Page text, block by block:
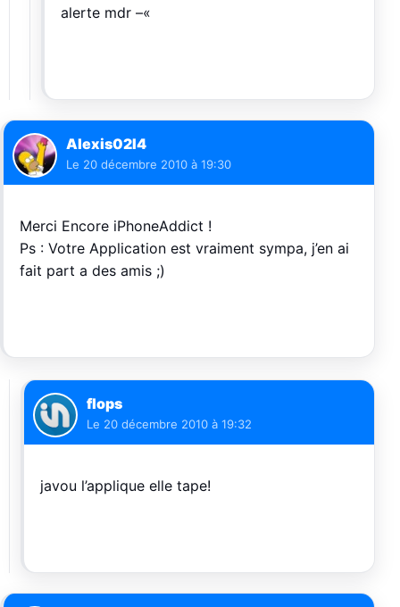
alerte mdr –«
Alexis02I4
Le 20 décembre 2010 à 19:30
Merci Encore iPhoneAddict !
Ps : Votre Application est vraiment sympa, j’en ai
fait part a des amis ;)
flops
Le 20 décembre 2010 à 19:32
javou l’applique elle tape!